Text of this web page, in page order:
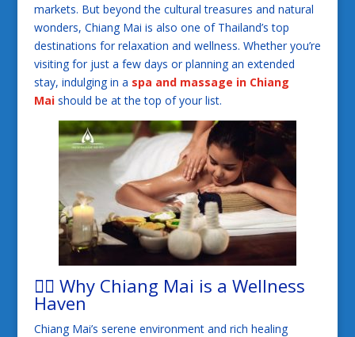
markets. But beyond the cultural treasures and natural
wonders, Chiang Mai is also one of Thailand’s top
destinations for relaxation and wellness. Whether you’re
visiting for just a few days or planning an extended
stay, indulging in a spa and massage in Chiang
Maishould be at the top of your list.
🧖‍♀️ Why Chiang Mai is a Wellness
Haven
Chiang Mai’s serene environment and rich healing